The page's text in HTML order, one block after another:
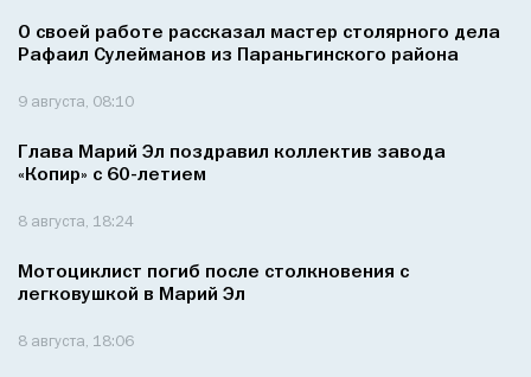
О своей работе рассказал мастер столярного дела
Рафаил Сулейманов из Параньгинского района
9 августа, 08:10
Глава Марий Эл поздравил коллектив завода
«Копир» с 60-летием
8 августа, 18:24
Мотоциклист погиб после столкновения с
легковушкой в Марий Эл
8 августа, 18:06